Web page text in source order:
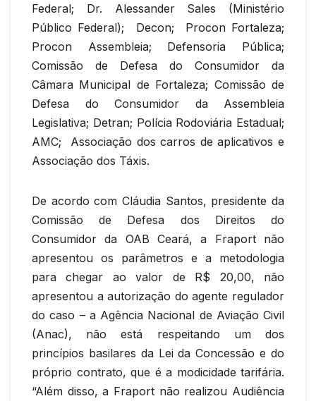
Federal; Dr. Alessander Sales (Ministério
Público Federal); Decon; Procon Fortaleza;
Procon Assembleia; Defensoria Pública;
Comissão de Defesa do Consumidor da
Câmara Municipal de Fortaleza; Comissão de
Defesa do Consumidor da Assembleia
Legislativa; Detran; Polícia Rodoviária Estadual;
AMC; Associação dos carros de aplicativos e
Associação dos Táxis.
De acordo com Cláudia Santos, presidente da
Comissão de Defesa dos Direitos do
Consumidor da OAB Ceará, a Fraport não
apresentou os parâmetros e a metodologia
para chegar ao valor de R$ 20,00, não
apresentou a autorização do agente regulador
do caso – a Agência Nacional de Aviação Civil
(Anac), não está respeitando um dos
princípios basilares da Lei da Concessão e do
próprio contrato, que é a modicidade tarifária.
“Além disso, a Fraport não realizou Audiência